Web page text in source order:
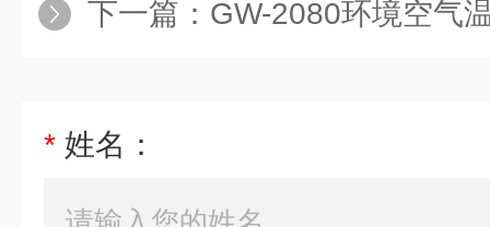
下一篇： GW-2080环境空气
* 姓名：